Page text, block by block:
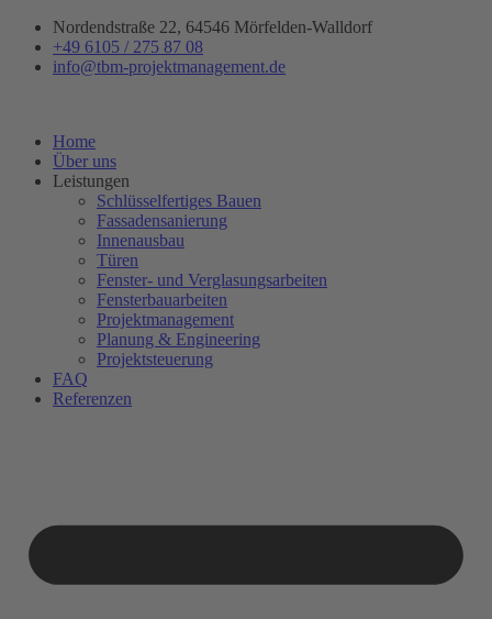
Zum
Inhalt
springen
Nordendstraße 22, 64546 Mörfelden-Walldorf
+49 6105 / 275 87 08
info@tbm-projektmanagement.de
Home
Über uns
Leistungen
Schlüsselfertiges Bauen
Fassadensanierung
Innenausbau
Türen
Fenster- und Verglasungsarbeiten
Fensterbauarbeiten
Projektmanagement
Planung & Engineering
Projektsteuerung
FAQ
Referenzen